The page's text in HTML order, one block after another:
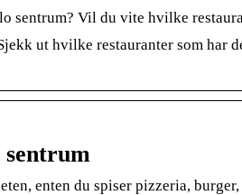
sentrum? Vil du vite hvilke
ut hvilke restauranter som har
enten du spiser pizzeria,